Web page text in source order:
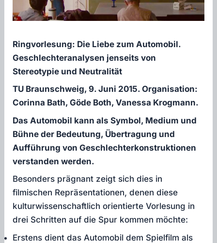
Ringvorlesung: Die Liebe zum Automobil.
Geschlechteranalysen jenseits von
Stereotypie und Neutralität
TU Braunschweig, 9. Juni 2015. Organisation:
Corinna Bath, Göde Both, Vanessa Krogmann.
Das Automobil kann als Symbol, Medium und
Bühne der Bedeutung, Übertragung und
Aufführung von Geschlechterkonstruktionen
verstanden werden.
Besonders prägnant zeigt sich dies in
filmischen Repräsentationen, denen diese
kulturwissenschaftlich orientierte Vorlesung in
drei Schritten auf die Spur kommen möchte:
Erstens dient das Automobil dem Spielfilm als